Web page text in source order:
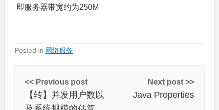
即服务器带宽约为250M
Posted in 网络服务
<< Previous post
【转】并发用户数以
Next post >>
Java Properties